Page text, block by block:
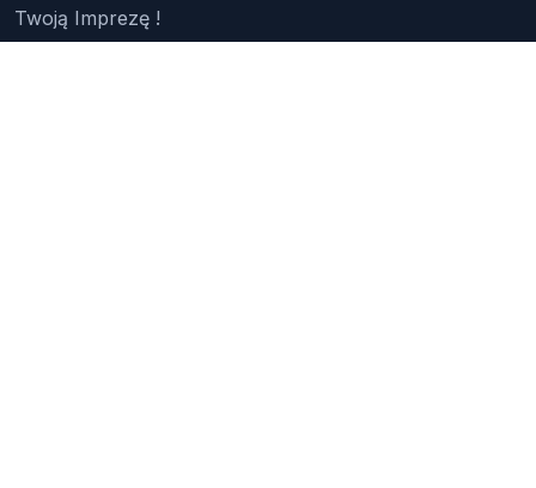
Twoją Imprezę !